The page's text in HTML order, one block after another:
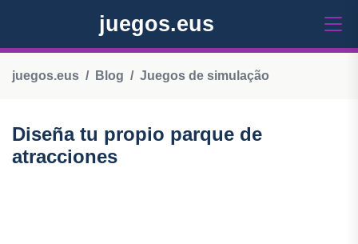
juegos.eus
juegos.eus Blog Juegos de simulação
Diseña tu propio parque de
atracciones